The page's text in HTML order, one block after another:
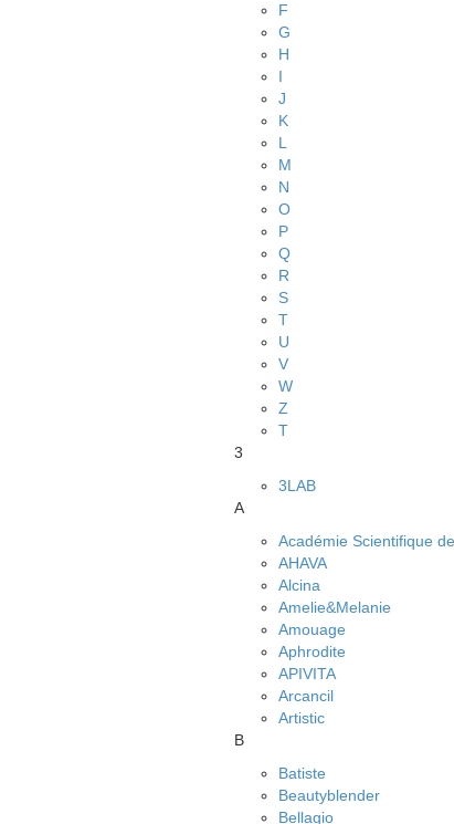
F
G
H
I
J
K
L
M
N
O
P
Q
R
S
T
U
V
W
Z
Т
3
3LAB
A
Académie Scientifique
AHAVA
Alcina
Amelie&Melanie
Amouage
Aphrodite
APIVITA
Arcancil
Artistic
B
Batiste
Beautyblender
Bellagio